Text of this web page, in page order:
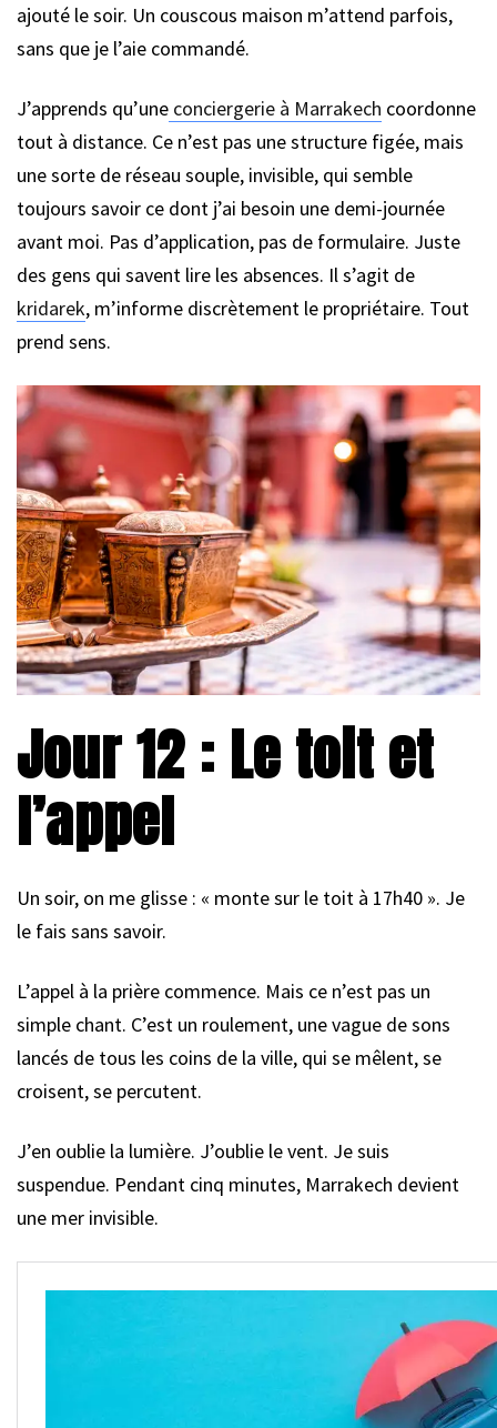
ajouté le soir. Un couscous maison m’attend parfois,
sans que je l’aie commandé.
J’apprends qu’une conciergerie à Marrakech coordonne
tout à distance. Ce n’est pas une structure figée, mais
une sorte de réseau souple, invisible, qui semble
toujours savoir ce dont j’ai besoin une demi-journée
avant moi. Pas d’application, pas de formulaire. Juste
des gens qui savent lire les absences. Il s’agit de
kridarek, m’informe discrètement le propriétaire. Tout
prend sens.
Jour 12 : Le toit et
l’appel
Un soir, on me glisse : « monte sur le toit à 17h40 ». Je
le fais sans savoir.
L’appel à la prière commence. Mais ce n’est pas un
simple chant. C’est un roulement, une vague de sons
lancés de tous les coins de la ville, qui se mêlent, se
croisent, se percutent.
J’en oublie la lumière. J’oublie le vent. Je suis
suspendue. Pendant cinq minutes, Marrakech devient
une mer invisible.